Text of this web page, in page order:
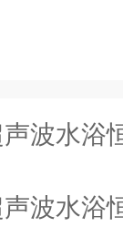
波水浴
波水浴